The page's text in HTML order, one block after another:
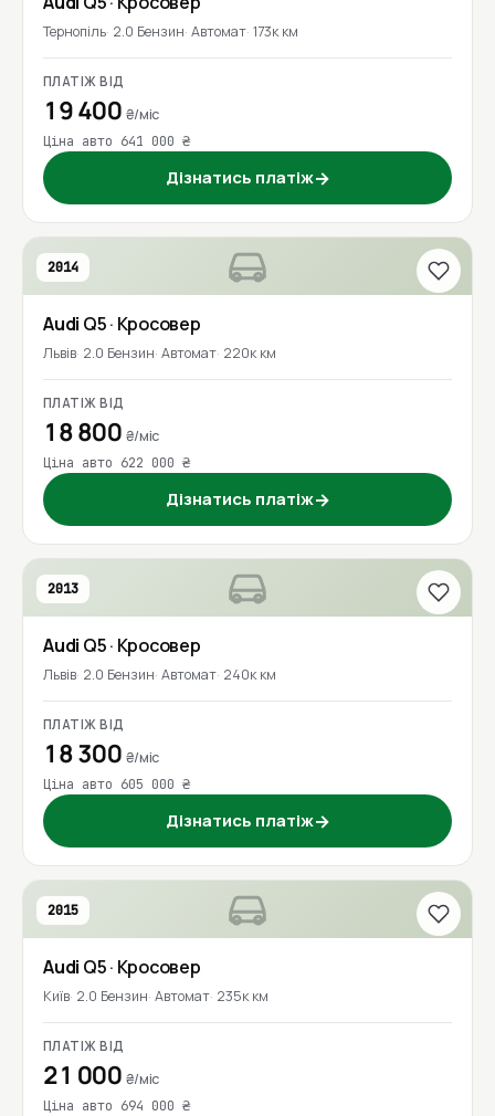
Тернопіль 2.0 Бензин Автомат 173к км
ПЛАТІЖ ВІД
19 400 ₴/міс
Ціна авто 641 000 ₴
Дізнатись платіж→
2014
Audi Q5· Кросовер
Львів 2.0 Бензин Автомат 220к км
ПЛАТІЖ ВІД
18 800 ₴/міс
Ціна авто 622 000 ₴
Дізнатись платіж→
2013
Audi Q5· Кросовер
Львів 2.0 Бензин Автомат 240к км
ПЛАТІЖ ВІД
18 300 ₴/міс
Ціна авто 605 000 ₴
Дізнатись платіж→
2015
Audi Q5· Кросовер
Київ 2.0 Бензин Автомат 235к км
ПЛАТІЖ ВІД
21 000 ₴/міс
Ціна авто 694 000 ₴